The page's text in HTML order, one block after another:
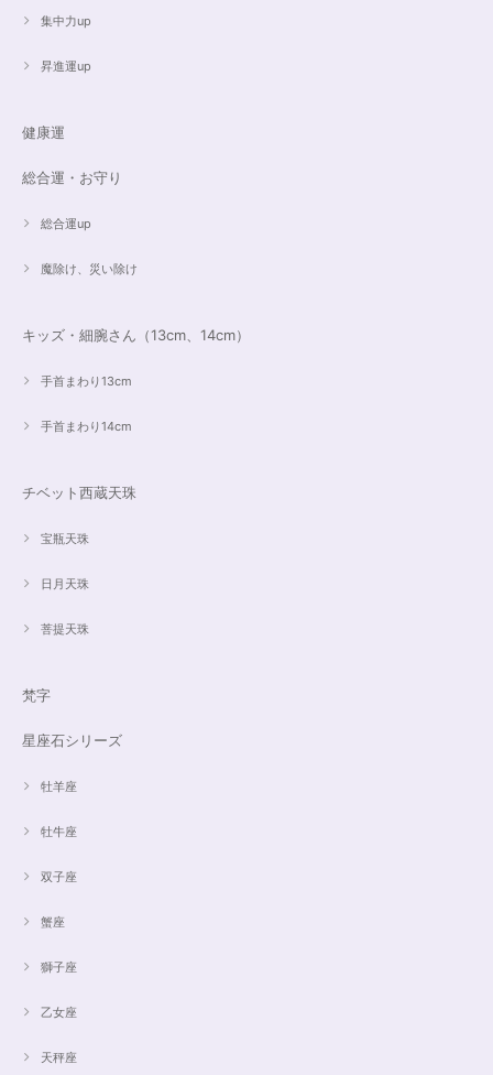
集中力up
昇進運up
健康運
総合運・お守り
総合運up
魔除け、災い除け
キッズ・細腕さん（13cm、14cm）
手首まわり13cm
手首まわり14cm
チベット西蔵天珠
宝瓶天珠
日月天珠
菩提天珠
梵字
星座石シリーズ
牡羊座
牡牛座
双子座
蟹座
獅子座
乙女座
天秤座